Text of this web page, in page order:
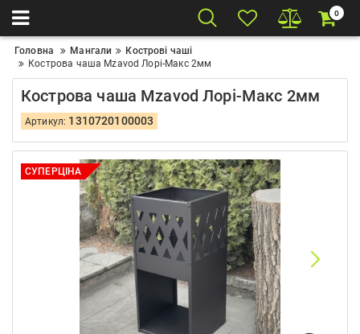
0
Головна Мангали
Кострові чаші
Кострова чаша Mzavod Лорі-Макс 2мм
Кострова чаша Mzavod Лорі-Макс 2мм
Артикул: 1310720100003
СУПЕРЦІНА